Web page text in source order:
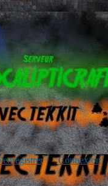
Connexion